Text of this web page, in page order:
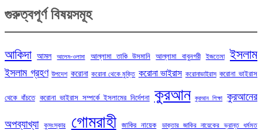
গুরুত্বপূর্ণ বিষয়সমূহ
আকিদা আমল আলেম-ওলামা আল্লামা তাকি উসমানি আল্লামা বাবুনগরী ইজতেমা ইসলাম
ইসলাম গ্রহণ উপদেশ করোনা করোনা থেকে মুক্তি করোনা ভাইরাস করোনাভাইরাস করোনা ভাইরাস
থেকে বাঁচতে করোনা ভাইরাস সম্পর্কে ইসলামের নির্দেশনা কুরআন কুরআন শিক্ষা কুরআনের
অপব্যাখ্যা কুসংস্কার গোমরাহী জাকির নায়েক ডাক্তার জাকির নায়েকের ভ্রান্ত ধর্মমত